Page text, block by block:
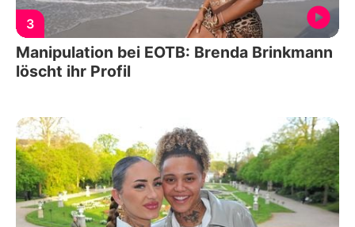
3
Manipulation bei EOTB: Brenda Brinkmann
löscht ihr Profil